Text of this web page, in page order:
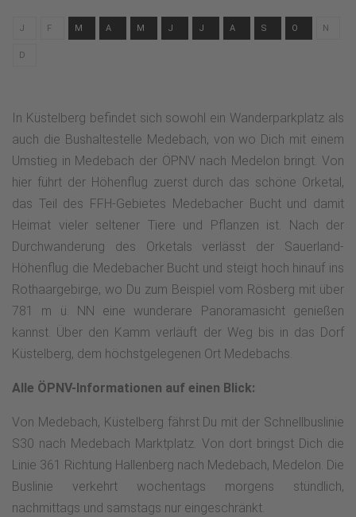
J F M A M J J A S O N
D
In Küstelberg befindet sich sowohl ein Wanderparkplatz als
auch die Bushaltestelle Medebach, von wo Dich mit einem
Umstieg in Medebach der ÖPNV nach Medelon bringt. Von
hier führt der Höhenflug zuerst durch das schöne Orketal,
das Teil des FFH-Gebietes Medebacher Bucht und damit
Heimat vieler seltener Tiere und Pflanzen ist. Nach der
Durchwanderung des Orketals verlässt der Sauerland-
Höhenflug die Medebacher Bucht und steigt hoch hinauf ins
Rothaargebirge, wo Du zum Beispiel vom Rösberg mit über
781 m ü. NN eine wunderare Panoramasicht genießen
kannst. Über den Kamm verläuft der Weg bis in das Dorf
Küstelberg, dem höchstgelegenen Ort Medebachs.
Alle ÖPNV-Informationen auf einen Blick:
Von Medebach, Küstelberg fährst Du mit der Schnellbuslinie
S30 nach Medebach Marktplatz. Von dort bringst Dich die
Linie 361 Richtung Hallenberg nach Medebach, Medelon. Die
Buslinie verkehrt wochentags morgens stündlich,
nachmittags und samstags nur eingeschränkt.